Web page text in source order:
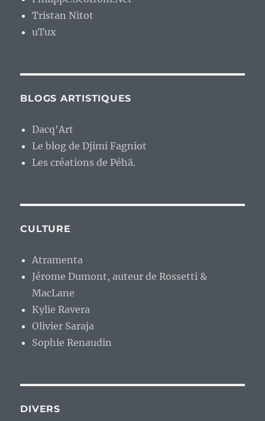
Tristan Nitot
uTux
BLOGS ARTISTIQUES
Dacq'Art
Le blog de Djimi Fagniot
Les créations de Péhä.
CULTURE
Atramenta
Jérome Dumont, auteur de Rossetti &
MacLane
Kylie Ravera
Olivier Saraja
Sophie Renaudin
DIVERS